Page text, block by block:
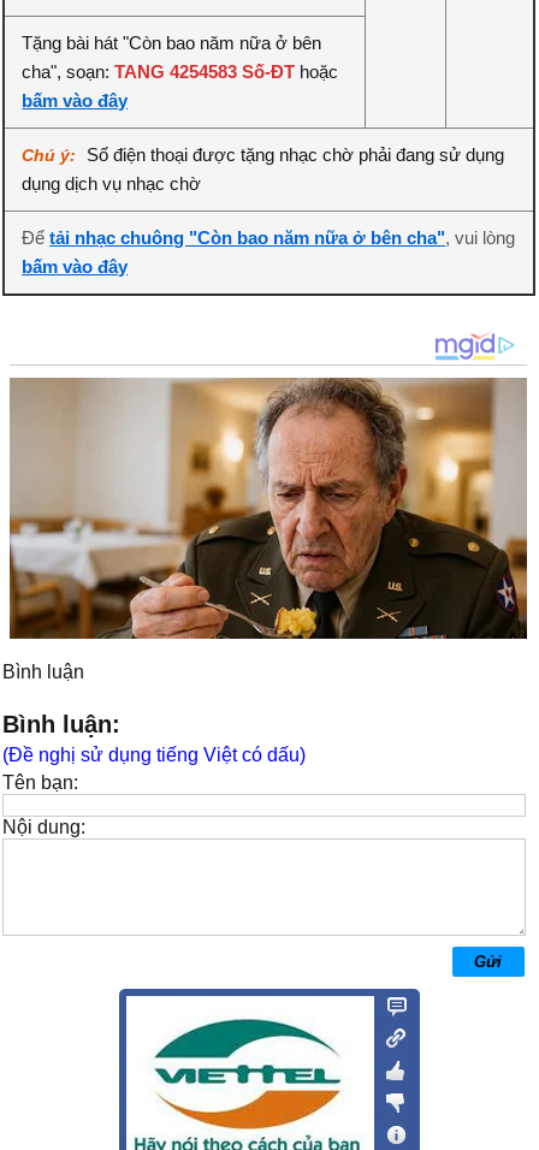
Tặng bài hát "Còn bao năm nữa ở bên
cha", soạn:TANG 4254583 Số-ĐT hoặc
bấm vào đây
Chú ý:
Số điện thoại được tặng nhạc chờ phải đang sử dụng
dụng dịch vụ nhạc chờ
Đểtải nhạc chuông "Còn bao năm nữa ở bên cha", vui lòng
bấm vào đây
Bình luận
Bình luận:
(Đề nghị sử dụng tiếng Việt có dấu)
Tên bạn:
Nội dung: